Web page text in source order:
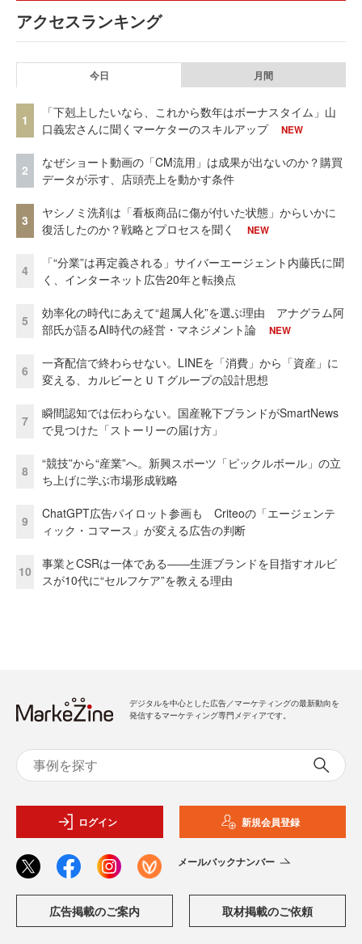
アクセスランキング
今日 月間
1
「下剋上したいなら、これから数年はボーナスタイム」山
口義宏さんに聞くマーケターのスキルアップ
NEW
2
なぜショート動画の「CM流用」は成果が出ないのか？購買
データが示す、店頭売上を動かす条件
3
ヤシノミ洗剤は「看板商品に傷が付いた状態」からいかに
復活したのか？戦略とプロセスを聞く
NEW
4
「“分業”は再定義される」サイバーエージェント内藤氏に聞
く、インターネット広告20年と転換点
5
効率化の時代にあえて“超属人化”を選ぶ理由 アナグラム阿
部氏が語るAI時代の経営・マネジメント論
NEW
6
一斉配信で終わらせない。LINEを「消費」から「資産」に
変える、カルビーとＵＴグループの設計思想
7
瞬間認知では伝わらない。国産靴下ブランドがSmartNews
で見つけた「ストーリーの届け方」
8
“競技”から“産業”へ。新興スポーツ「ピックルボール」の立
ち上げに学ぶ市場形成戦略
9
ChatGPT広告パイロット参画も Criteoの「エージェンテ
ィック・コマース」が変える広告の判断
10
事業とCSRは一体である――生涯ブランドを目指すオルビ
スが10代に“セルフケア”を教える理由
デジタルを中心とした広告／マーケティングの最新動向を
発信するマーケティング専門メディアです。
ログイン 新規会員登録
メールバックナンバー
広告掲載のご案内 取材掲載のご依頼